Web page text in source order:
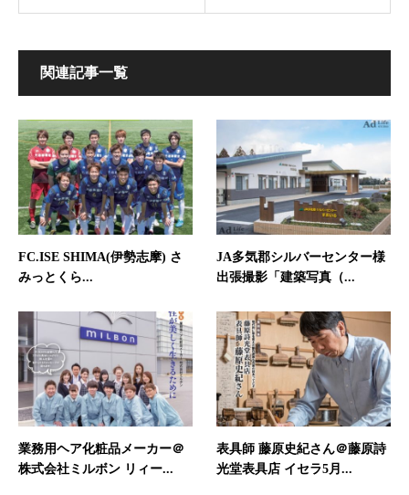
関連記事一覧
FC.ISE SHIMA(伊勢志摩) さ
みっとくら...
JA多気郡シルバーセンター様
出張撮影「建築写真（...
業務用ヘア化粧品メーカー＠
株式会社ミルボン リィー...
表具師 藤原史紀さん＠藤原詩
光堂表具店 イセラ5月...